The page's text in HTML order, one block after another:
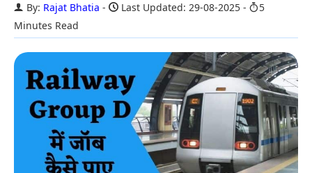
By: Rajat Bhatia Last Updated: 29-08-2025
5
Minutes Read